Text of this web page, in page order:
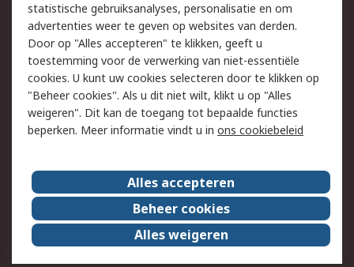
Wettelijk
Cookiebeleid
Email veiligheid
Privacybeleid
Websitevoorwaarden
Algemene
verkoopvoorwaarden
Over RS
RS Group
Over ons
RS wereldwijd
Werken bij RS
ESG
statistische gebruiksanalyses, personalisatie en om
advertenties weer te geven op websites van derden.
Door op "Alles accepteren" te klikken, geeft u
toestemming voor de verwerking van niet-essentiële
cookies. U kunt uw cookies selecteren door te klikken op
"Beheer cookies". Als u dit niet wilt, klikt u op "Alles
weigeren". Dit kan de toegang tot bepaalde functies
beperken. Meer informatie vindt u in ons cookiebeleid
Alles accepteren
Beheer cookies
Alles weigeren